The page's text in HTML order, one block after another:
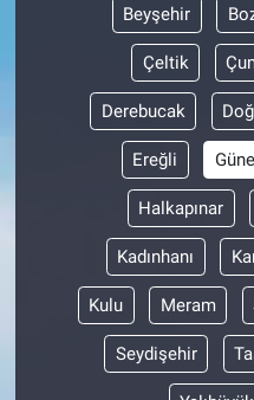
Beyşehir
Çeltik
Derebucak
Ereğli
Halkapınar
Kadınhanı
Kulu Meram
Seydişehir